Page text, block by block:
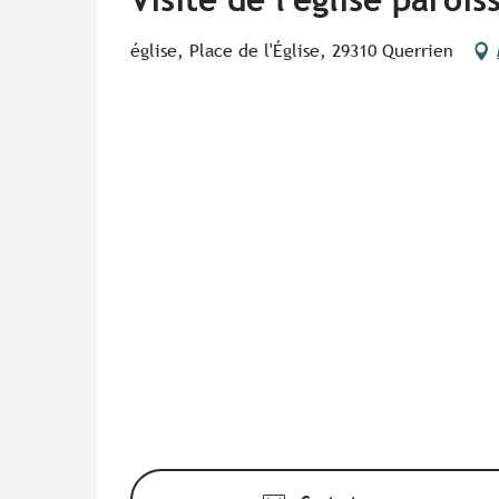
église, Place de l'Église, 29310 Querrien